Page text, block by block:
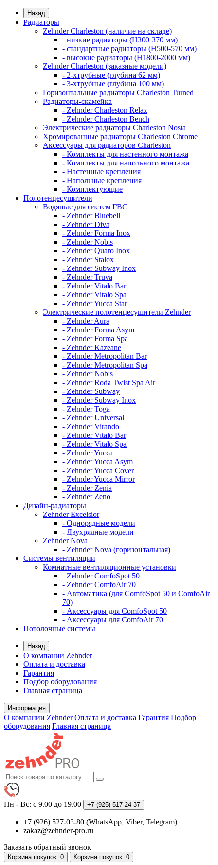
Назад
Радиаторы
Zehnder Charleston (наличие на складе)
- низкие радиаторы (H300-370 мм)
- стандартные радиаторы (H500-570 мм)
- высокие радиаторы (H1800-2000 мм)
Zehnder Charleston (заказные модели)
- 2-хтрубные (глубина 62 мм)
- 3-хтрубные (глубина 100 мм)
Горизонтальные радиаторы Charleston Turned
Радиаторы-скамейка
- Zehnder Charleston Relax
- Zehnder Charleston Bench
Электрические радиаторы Charleston Nosta
Хромированные радиаторы Charleston Chrome
Аксессуары для радиаторов Charleston
- Комплекты для настенного монтажа
- Комплекты для напольного монтажа
- Настенные крепления
- Напольные крепления
- Комплектующие
Полотенцесушители
Водяные для систем ГВС
- Zehnder Bluebell
- Zehnder Diva
- Zehnder Forma Inox
- Zehnder Nobis
- Zehnder Quaro Inox
- Zehnder Stalox
- Zehnder Subway Inox
- Zehnder Truva
- Zehnder Vitalo Bar
- Zehnder Vitalo Spa
- Zehnder Yucca Star
Электрические полотенцесушители Zehnder
- Zehnder Aura
- Zehnder Forma Asym
- Zehnder Forma Spa
- Zehnder Kazeane
- Zehnder Metropolitan Bar
- Zehnder Metropolitan Spa
- Zehnder Nobis
- Zehnder Roda Twist Spa Air
- Zehnder Subway
- Zehnder Subway Inox
- Zehnder Toga
- Zehnder Universal
- Zehnder Virando
- Zehnder Vitalo Bar
- Zehnder Vitalo Spa
- Zehnder Yucca
- Zehnder Yucca Asym
- Zehnder Yucca Cover
- Zehnder Yucca Mirror
- Zehnder Zenia
- Zehnder Zeno
Дизайн-радиаторы
Zehnder Excelsior
- Однорядные модели
- Двухрядные модели
Zehnder Nova
- Zehnder Nova (горизонтальная)
Системы вентиляции
Комнатные вентиляционные установки
- Zehnder ComfoSpot 50
- Zehnder ComfoAir 70
- Автоматика (для ComfoSpot 50 и ComfoAir
70)
- Аксессуары для ComfoSpot 50
- Аксессуары для ComfoAir 70
Потолочные системы
Назад
О компании Zehnder
Оплата и доставка
Гарантия
Подбор оборудования
Главная страница
Информация
О компании Zehnder Оплата и доставка Гарантия Подбор
оборудования Главная страница
Пн - Вс: с 9.00 до 19.00 +7 (925) 517-24-37
+7 (926) 527-03-80 (WhatsApp, Viber, Telegram)
zakaz@zehnder-pro.ru
Заказать обратный звонок
Корзинапокупок: 0 Корзинапокупок: 0